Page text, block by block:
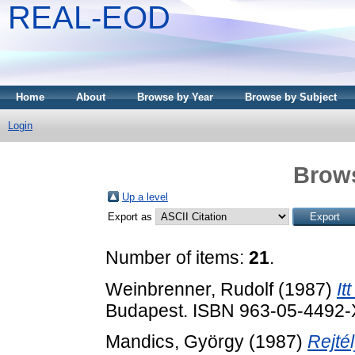
REAL-EOD
Home About Browse by Year Browse by Subject
Login
Up a level
Export as
Number of items: 21.
Weinbrenner, Rudolf(1987)
Budapest. ISBN 963-05-4492-
Mandics, György (1987)